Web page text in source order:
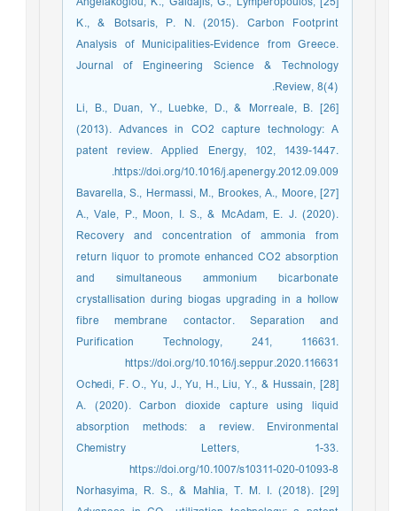
K., & Botsaris, P. N. (2015). Carbon Footprint
Analysis of Municipalities-Evidence from Greece.
Journal of Engineering Science & Technology
Review, 8(4).
[26] Li, B., Duan, Y., Luebke, D., & Morreale, B.
(2013). Advances in CO2 capture technology: A
patent review. Applied Energy, 102, 1439-1447.
https://doi.org/10.1016/j.apenergy.2012.09.009.
[27] Bavarella, S., Hermassi, M., Brookes, A., Moore,
A., Vale, P., Moon, I. S., & McAdam, E. J. (2020).
Recovery and concentration of ammonia from
return liquor to promote enhanced CO2 absorption
and simultaneous ammonium bicarbonate
crystallisation during biogas upgrading in a hollow
fibre membrane contactor. Separation and
Purification Technology, 241, 116631.
https://doi.org/10.1016/j.seppur.2020.116631
[28] Ochedi, F. O., Yu, J., Yu, H., Liu, Y., & Hussain,
A. (2020). Carbon dioxide capture using liquid
absorption methods: a review. Environmental
Chemistry Letters, 1-33.
https://doi.org/10.1007/s10311-020-01093-8
[29] Norhasyima, R. S., & Mahlia, T. M. I. (2018).